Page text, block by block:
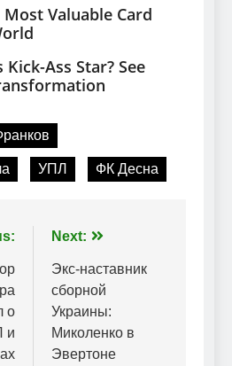
УПЛ ФК Десна
о
и
Next:
Экс-наставник
сборной
Украины:
Миколенко в
Эвертоне